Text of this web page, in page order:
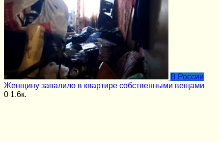
В России
Женщину завалило в квартире собственными вещами
0 1.6к.